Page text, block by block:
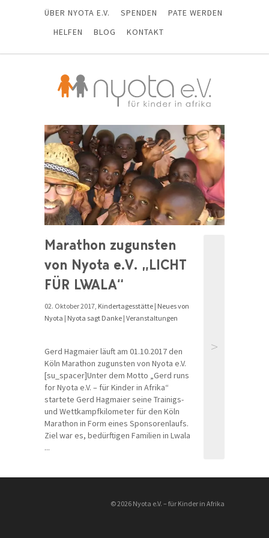
ÜBER NYOTA E.V. SPENDEN
PATE WERDEN
HELFEN
BLOG KONTAKT
Marathon zugunsten
von Nyota e.V. „LICHT
FÜR LWALA“
02. Oktober 2017, Kindertagesstätte | Neues von
Nyota | Nyota sagt Danke | Veranstaltungen
Gerd Hagmaier läuft am 01.10.2017 den
Köln Marathon zugunsten von Nyota e.V.
[su_spacer]Unter dem Motto „Gerd runs
for Nyota e.V. – für Kinder in Afrika“
startete Gerd Hagmaier seine Trainigs-
und Wettkampfkilometer für den Köln
Marathon in Form eines Sponsorenlaufs.
Ziel war es, bedürftigen Familien in Lwala
...
>
© 2026 Nyota e.V. – für Kinder in Afrika